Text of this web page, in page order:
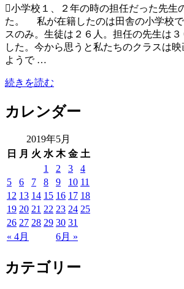
小学校１、２年の時の担任だった先生
た。 私が在籍したのは田舎の小学校で
スのみ。生徒は２６人。担任の先生は
した。今から思うと私たちのクラスは
ようで …
続きを読む
カレンダー
2019年5月
日 月 火 水 木 金 土
« 4月 6月 »
1 2 3
4
5
6 7 8 9 10 11
12 13 14 15 16 17 18
19 20 21 22 23 24 25
26 27 28 29 30 31
カテゴリー